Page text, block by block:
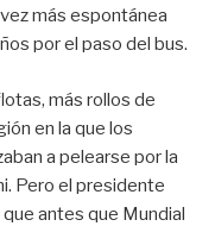
más espontánea
por el paso del bus.
más rollos de
en la que los
a pelearse por la
Pero el presidente
antes que Mundial